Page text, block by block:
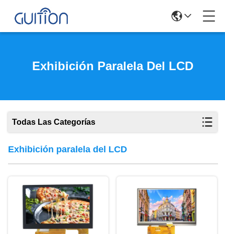
Exhibición Paralela Del LCD
Todas Las Categorías
Exhibición paralela del LCD